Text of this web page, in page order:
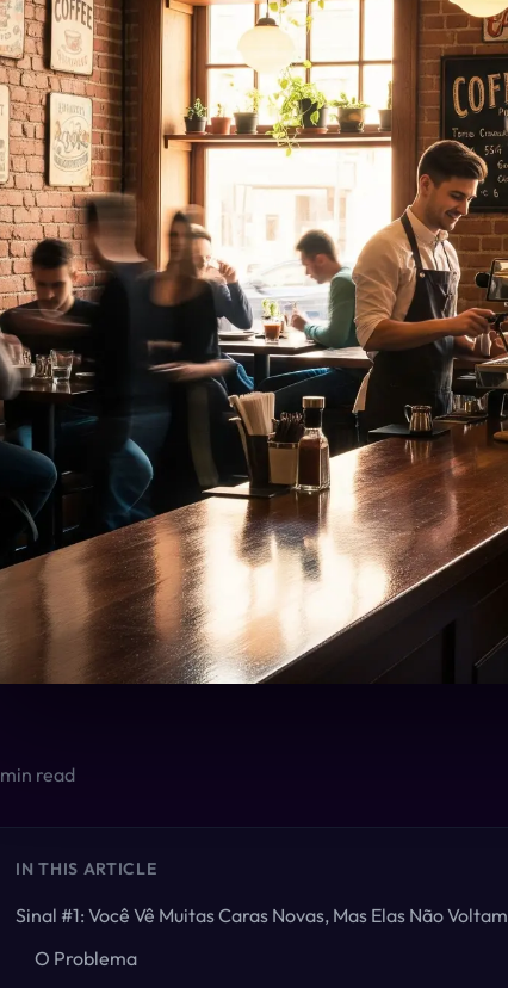
min read
IN THIS ARTICLE
Sinal #1: Você Vê Muitas Caras Novas, Mas Elas Não Voltam
O Problema